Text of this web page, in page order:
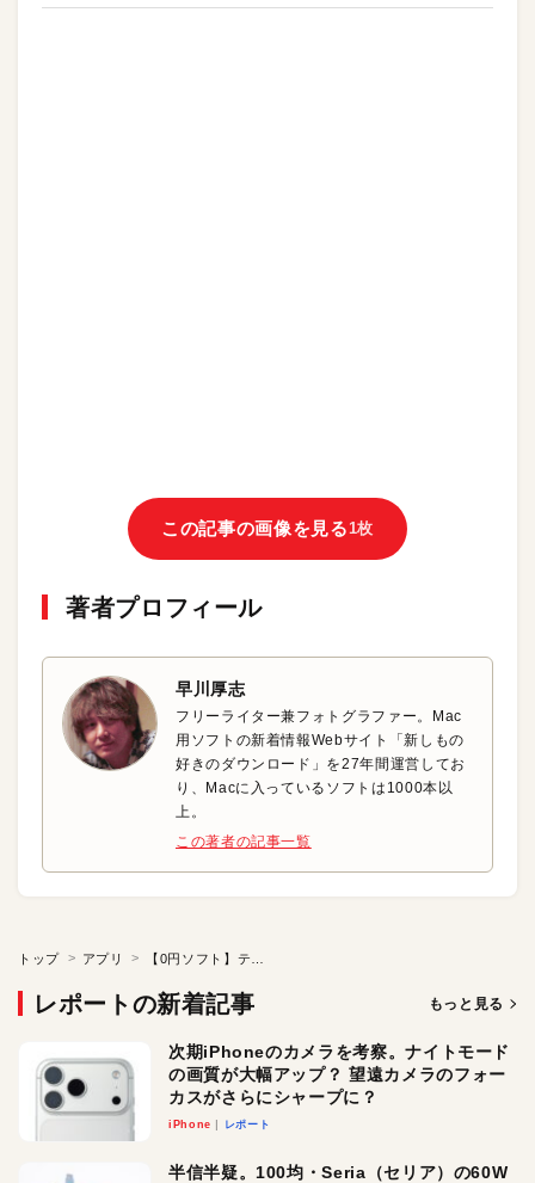
この記事の画像を見る 1枚
著者プロフィール
早川厚志
フリーライター兼フォトグラファー。Mac
用ソフトの新着情報Webサイト「新しもの
好きのダウンロード」を27年間運営してお
り、Macに入っているソフトは1000本以
上。
この著者の記事一覧
トップ アプリ
レポートの新着記事 もっと見る
次期iPhoneのカメラを考察。ナイトモード
の画質が大幅アップ？ 望遠カメラのフォー
カスがさらにシャープに？
iPhone レポート
半信半疑。100均・Seria（セリア）の60W